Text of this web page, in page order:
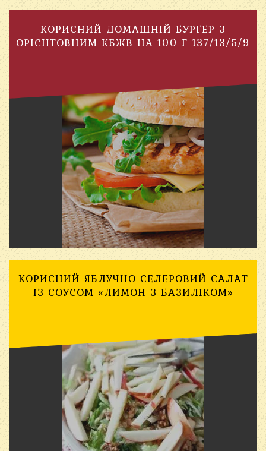
КОРИСНИЙ ДОМАШНІЙ БУРГЕР З
ОРІЄНТОВНИМ КБЖВ НА 100 Г 137/13/5/9
КОРИСНИЙ ЯБЛУЧНО-СЕЛЕРОВИЙ САЛАТ
ІЗ СОУСОМ «ЛИМОН З БАЗИЛІКОМ»